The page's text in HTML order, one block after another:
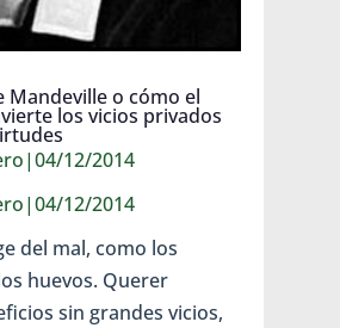
Mandeville o cómo el
los vicios privados
12/2014
12/2014
del mal, como los
huevos. Querer
sin grandes vicios,